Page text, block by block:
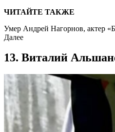
ЧИТАЙТЕ ТАКЖЕ
Умер Андрей Нагорнов, актер
Далее
13. Виталий